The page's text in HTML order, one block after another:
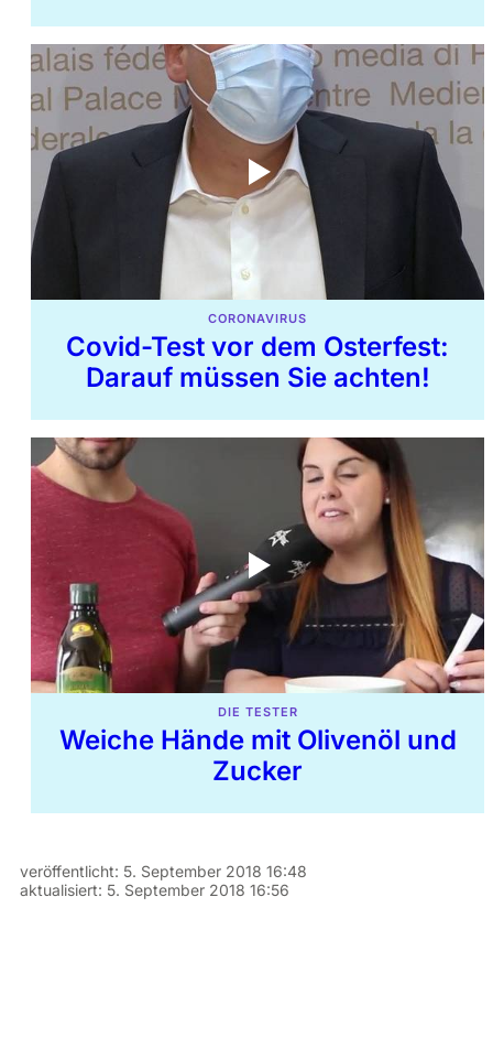
CORONAVIRUS
Covid-Test vor dem Osterfest:
Darauf müssen Sie achten!
DIE TESTER
Weiche Hände mit Olivenöl und
Zucker
veröffentlicht: 5. September 2018 16:48
aktualisiert: 5. September 2018 16:56